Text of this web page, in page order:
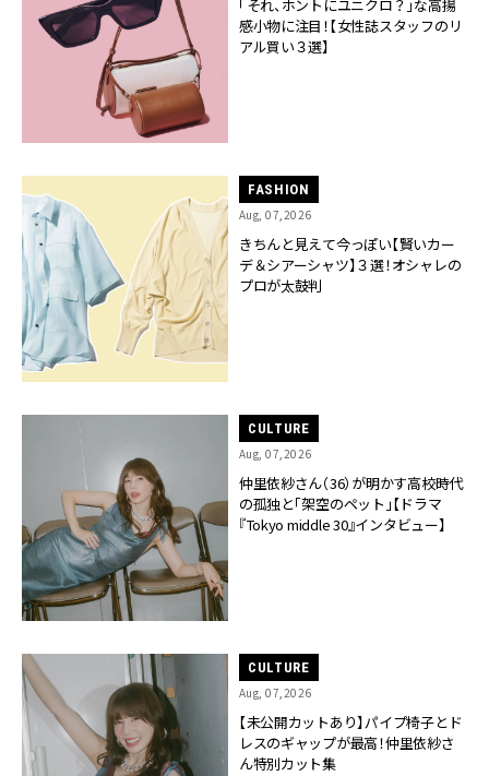
「それ、ホントにユニクロ？」な高揚
感小物に注目！【女性誌スタッフのリ
アル買い３選】
FASHION
Aug, 07,2026
きちんと見えて今っぽい【賢いカー
デ＆シアーシャツ】３選！オシャレの
プロが太鼓判
CULTURE
Aug, 07,2026
仲里依紗さん（36）が明かす高校時代
の孤独と「架空のペット」【ドラマ
『Tokyo middle 30』インタビュー】
CULTURE
Aug, 07,2026
【未公開カットあり】パイプ椅子とド
レスのギャップが最高！仲里依紗さ
ん特別カット集